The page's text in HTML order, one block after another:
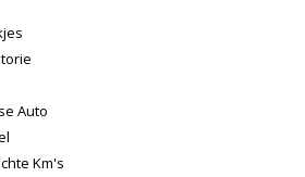
Auto
Km's